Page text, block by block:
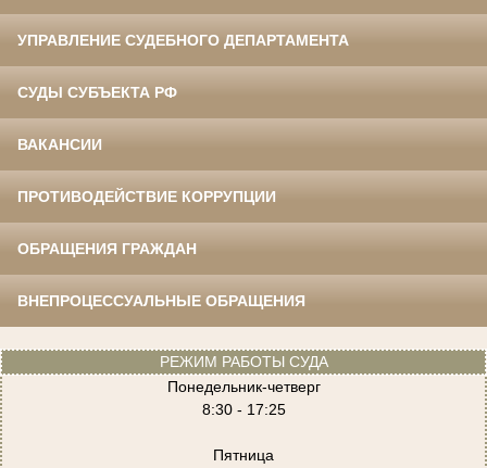
УПРАВЛЕНИЕ СУДЕБНОГО ДЕПАРТАМЕНТА
СУДЫ СУБЪЕКТА РФ
ВАКАНСИИ
ПРОТИВОДЕЙСТВИЕ КОРРУПЦИИ
ОБРАЩЕНИЯ ГРАЖДАН
ВНЕПРОЦЕССУАЛЬНЫЕ ОБРАЩЕНИЯ
РЕЖИМ РАБОТЫ СУДА
Понедельник-четверг
8:30 - 17:25
Пятница